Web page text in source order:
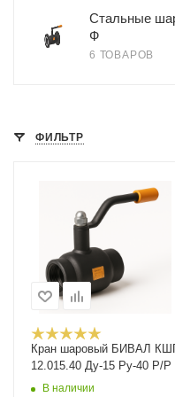
Стальные
Ф
6 ТОВАРОВ
ФИЛЬТР
Кран шаровый БИВАЛ
12.015.40 Ду-15 Ру-40 Р/Р
В наличии